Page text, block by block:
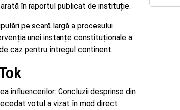
în raportul publicat de instituție.
pe scară largă a procesului
unei instanțe constituționale a
caz pentru întregul continent.
influencerilor: Concluzii desprinse din
votul a vizat în mod direct